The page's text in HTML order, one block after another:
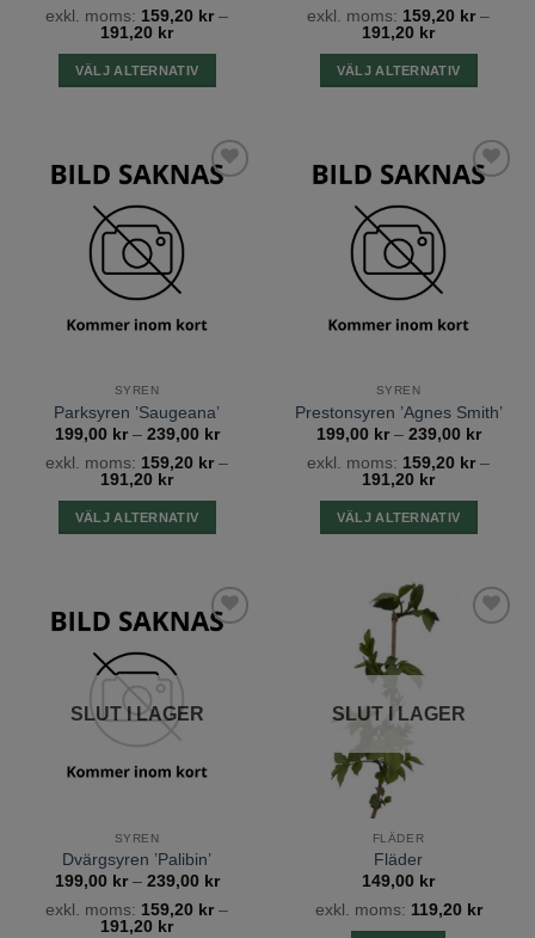
till
exkl. moms: 159,20 kr–
191,20 kr
VÄLJ ALTERNATIV
har
varianter.
De
olika
alternativen
kan
produktsidan
till
exkl. moms: 159,20 kr–
191,20 kr
VÄLJ ALTERNATIV
har
varianter.
De
olika
alternativen
kan
produktsidan
SYREN
Parksyren ’Saugeana’
199,00 kr – 239,00 krPrisintervall:
till
exkl. moms: 159,20 kr–
191,20 kr
VÄLJ ALTERNATIV
har
varianter.
De
olika
alternativen
kan
produktsidan
SYREN
Prestonsyren ’Agnes Smith’
199,00 kr – 239,00 kr
till
exkl. moms: 159,20 kr–
191,20 kr
VÄLJ ALTERNATIV
produkten
har
varianter.
olika
kan
produktsidan
SLUT I LAGER
SYREN
Dvärgsyren ’Palibin’
199,00 kr – 239,00 krPrisintervall:
till
exkl. moms: 159,20 kr–
191,20 kr
SLUT I LAGER
FLÄDER
Fläder
149,00 kr
exkl. moms: 119,20 kr